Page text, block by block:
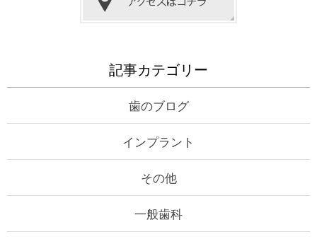
記事カテゴリー
歯のブログ
インプラント
その他
一般歯科